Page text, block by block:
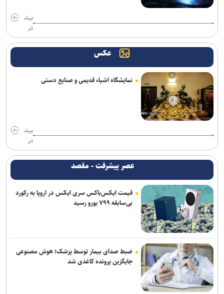
بیش
تر
عکس
نمایشگاه اشیاء قدیمی و صنایع دستی
بیش
تر
عصر پیشرفت - مقصد
قیمت ایکس‌باکس سری ایکس در اروپا به رکورد
بی‌سابقه ۷۹۹ یورو رسید
ضبط صدای بیمار توسط پزشک؛ هوش مصنوعی
جایگزین پرونده کاغذی شد